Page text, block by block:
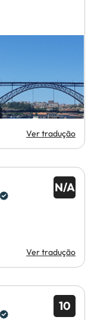
Ver tradução
N/A
Ver tradução
10